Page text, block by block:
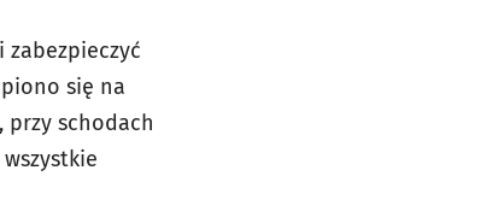
zabezpieczyć
się na
schodach